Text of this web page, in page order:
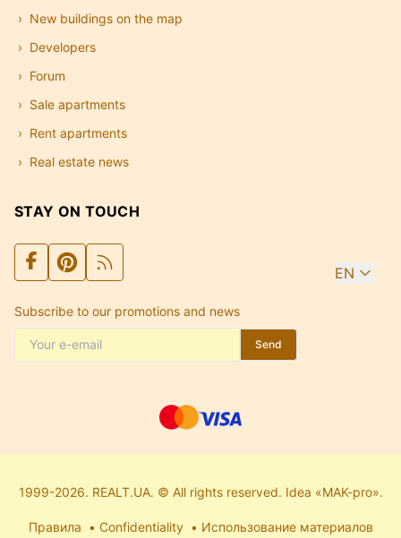
New buildings on the map
Developers
Forum
Sale apartments
Rent apartments
Real estate news
STAY ON TOUCH
EN
Subscribe to our promotions and news
Send
1999-2026. REALT.UA. © All rights reserved. Idea «MAK-pro».
Правила Confidentiality Использование материалов